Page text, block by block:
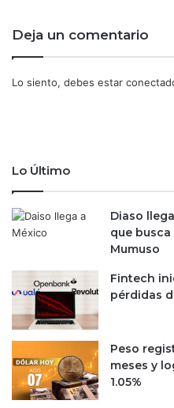
r
n
l
u
a
c
i
ó
n
a
g
Deja un comentario
Lo siento, debes estar
Lo Último
Diaso
que
Mumuso
Fintech
pérdidas
Peso
meses y
1.05%